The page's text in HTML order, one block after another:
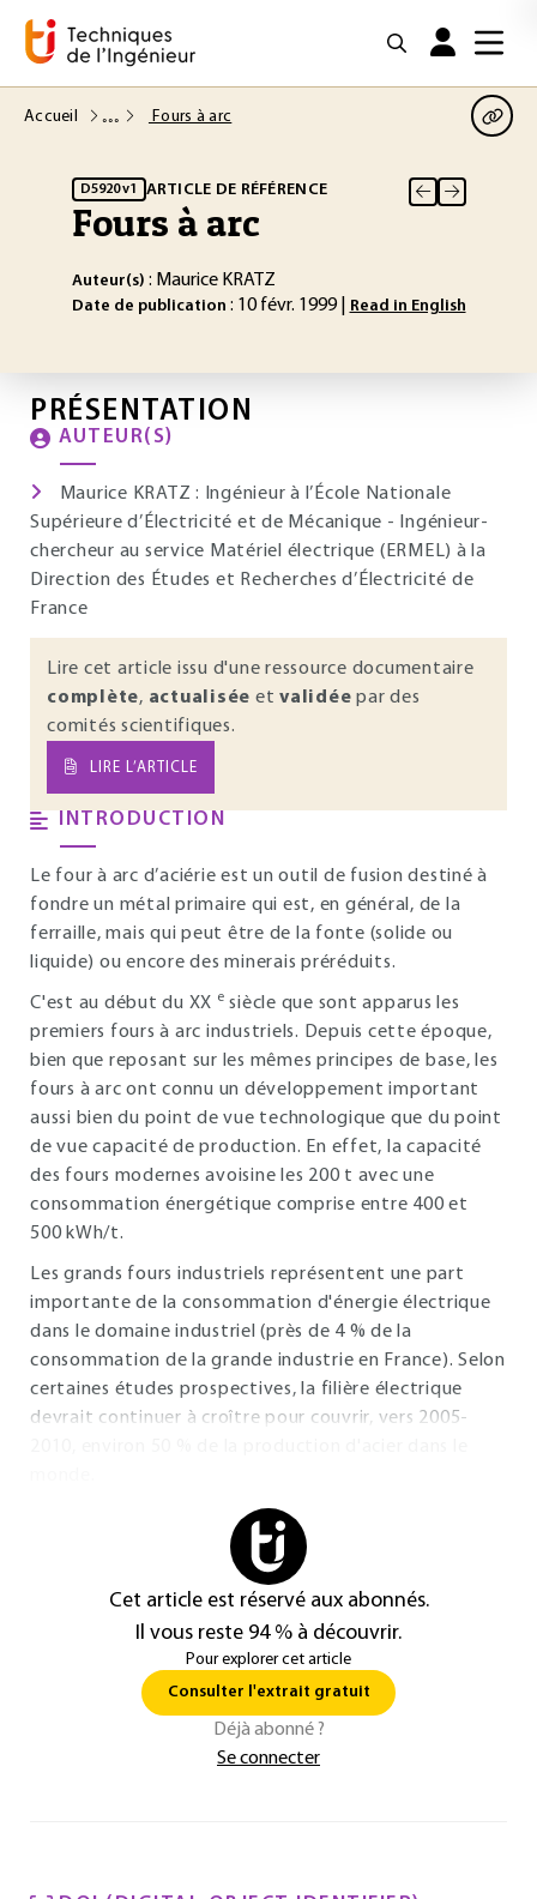
Accueil Fours à arc
D5920 v1 ARTICLE DE RÉFÉRENCE
Fours à arc
Auteur(s) : Maurice KRATZ
Date de publication : 10 févr. 1999 | Read in English
PRÉSENTATION
AUTEUR(S)
Maurice KRATZ : Ingénieur à l’École Nationale
Supérieure d’Électricité et de Mécanique - Ingénieur-
chercheur au service Matériel électrique (ERMEL) à la
Direction des Études et Recherches d’Électricité de
France
Lire cet article issu d'une ressource documentaire
complète, actualisée et validée par des
comités scientifiques.
LIRE L’ARTICLE
INTRODUCTION
Le four à arc d’aciérie est un outil de fusion destiné à
fondre un métal primaire qui est, en général, de la
ferraille, mais qui peut être de la fonte (solide ou
liquide) ou encore des minerais préréduits.
C'est au début du XX e siècle que sont apparus les
premiers fours à arc industriels. Depuis cette époque,
bien que reposant sur les mêmes principes de base, les
fours à arc ont connu un développement important
aussi bien du point de vue technologique que du point
de vue capacité de production. En effet, la capacité
des fours modernes avoisine les 200 t avec une
consommation énergétique comprise entre 400 et
500 kWh/t.
Les grands fours industriels représentent une part
importante de la consommation d'énergie électrique
dans le domaine industriel (près de 4 % de la
consommation de la grande industrie en France). Selon
certaines études prospectives, la filière électrique
devrait continuer à croître pour couvrir, vers 2005-
Cet article est réservé aux abonnés.
Il vous reste 94 % à découvrir.
Pour explorer cet article
Consulter l'extrait gratuit
Déjà abonné ?
Se connecter